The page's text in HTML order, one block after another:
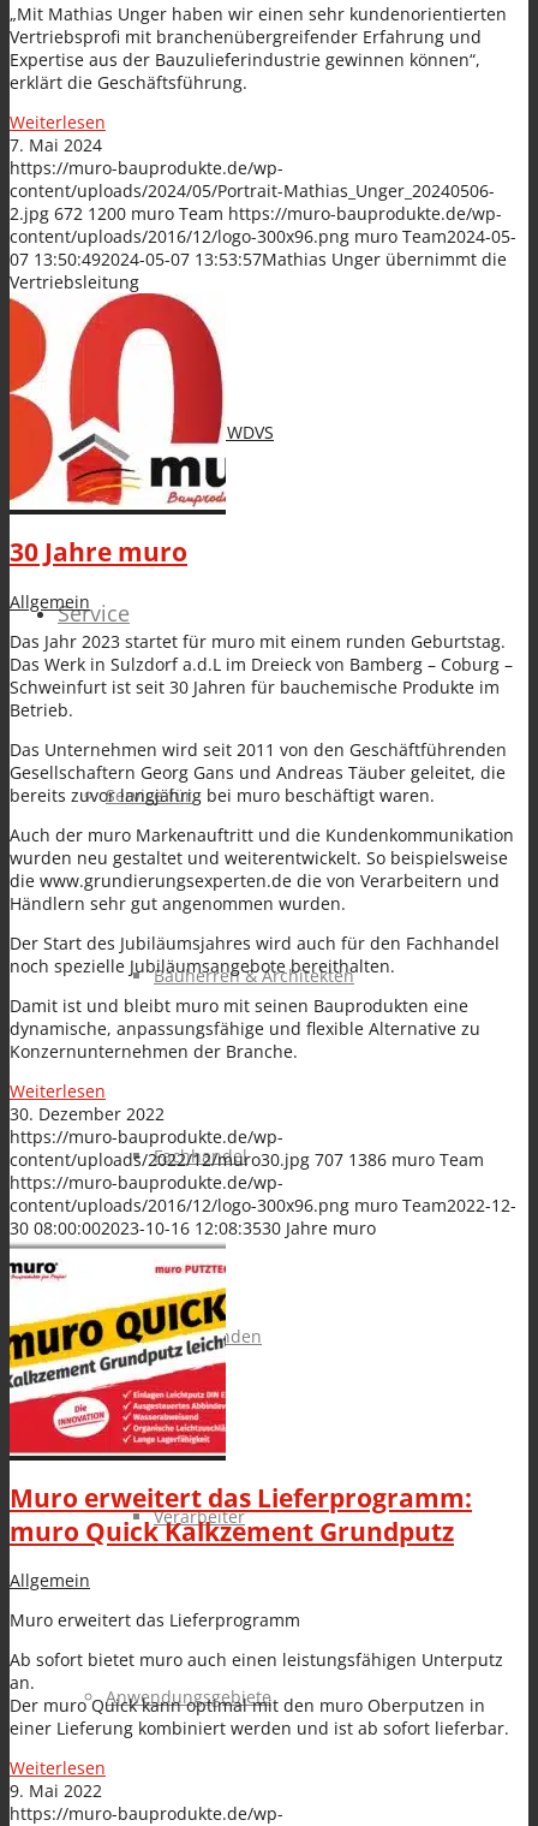
SANIERPUTZSYSTEM UND
BAUWERKSABDICHTUNG
Zubehör WDVS
Service
Service für
Bauherren & Architekten
Fachhandel
OEM-Kunden
Verarbeiter
Anwendungsgebiete
„Mit Mathias Unger haben wir einen sehr kundenorientierten
Vertriebsprofi mit branchenübergreifender Erfahrung und
Expertise aus der Bauzulieferindustrie gewinnen können“,
erklärt die Geschäftsführung.
Weiterlesen
7. Mai 2024
https://muro-bauprodukte.de/wp-
content/uploads/2024/05/Portrait-Mathias_Unger_20240506-
2.jpg 672 1200 muro Team https://muro-bauprodukte.de/wp-
content/uploads/2016/12/logo-300x96.png muro Team2024-05-
07 13:50:492024-05-07 13:53:57Mathias Unger übernimmt die
Vertriebsleitung
30 Jahre muro
Allgemein
Das Jahr 2023 startet für muro mit einem runden Geburtstag.
Das Werk in Sulzdorf a.d.L im Dreieck von Bamberg – Coburg –
Schweinfurt ist seit 30 Jahren für bauchemische Produkte im
Betrieb.
Das Unternehmen wird seit 2011 von den Geschäftführenden
Gesellschaftern Georg Gans und Andreas Täuber geleitet, die
bereits zuvor langjährig bei muro beschäftigt waren.
Auch der muro Markenauftritt und die Kundenkommunikation
wurden neu gestaltet und weiterentwickelt. So beispielsweise
die www.grundierungsexperten.de die von Verarbeitern und
Händlern sehr gut angenommen wurden.
Der Start des Jubiläumsjahres wird auch für den Fachhandel
noch spezielle Jubiläumsangebote bereithalten.
Damit ist und bleibt muro mit seinen Bauprodukten eine
dynamische, anpassungsfähige und flexible Alternative zu
Konzernunternehmen der Branche.
Weiterlesen
30. Dezember 2022
https://muro-bauprodukte.de/wp-
content/uploads/2022/12/muro30.jpg 707 1386 muro Team
https://muro-bauprodukte.de/wp-
content/uploads/2016/12/logo-300x96.png muro Team2022-12-
30 08:00:002023-10-16 12:08:3530 Jahre muro
Muro erweitert das Lieferprogramm:
muro Quick Kalkzement Grundputz
Allgemein
Muro erweitert das Lieferprogramm
Ab sofort bietet muro auch einen leistungsfähigen Unterputz
an.
Der muro Quick kann optimal mit den muro Oberputzen in
einer Lieferung kombiniert werden und ist ab sofort lieferbar.
Weiterlesen
9. Mai 2022
https://muro-bauprodukte.de/wp-